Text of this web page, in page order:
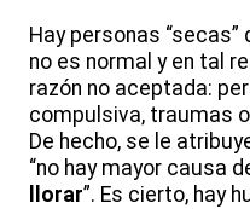
Hay personas “secas”
no es normal y en tal
razón no aceptada:
compulsiva, traumas
De hecho, se le
“no hay mayor causa
llorar”. Es cierto, hay